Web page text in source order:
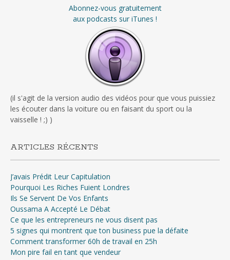
Abonnez-vous gratuitement
aux podcasts sur iTunes !
(il s'agit de la version audio des vidéos pour que vous puissiez
les écouter dans la voiture ou en faisant du sport ou la
vaisselle ! ;) )
ARTICLES RÉCENTS
J’avais Prédit Leur Capitulation
Pourquoi Les Riches Fuient Londres
Ils Se Servent De Vos Enfants
Oussama A Accepté Le Débat
Ce que les entrepreneurs ne vous disent pas
5 signes qui montrent que ton business pue la défaite
Comment transformer 60h de travail en 25h
Mon pire fail en tant que vendeur